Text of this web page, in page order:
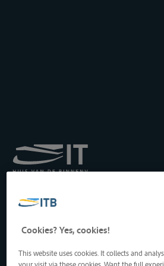
Transport par Batellerie
Drukpersstraat 19
1000 Bruxelles, Belgique
Tél: +32 2 217 09 67
http://www.itb-info.be
Cookies? Yes, cookies!
This website uses cookies. It collects and